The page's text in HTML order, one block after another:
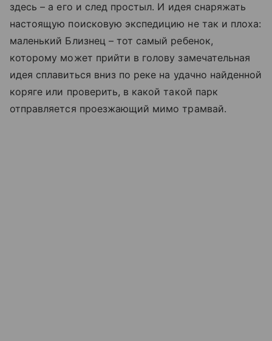
здесь – а его и след простыл. И идея снаряжать
настоящую поисковую экспедицию не так и плоха:
маленький Близнец – тот самый ребенок,
которому может прийти в голову замечательная
идея сплавиться вниз по реке на удачно найденной
коряге или проверить, в какой такой парк
отправляется проезжающий мимо трамвай.